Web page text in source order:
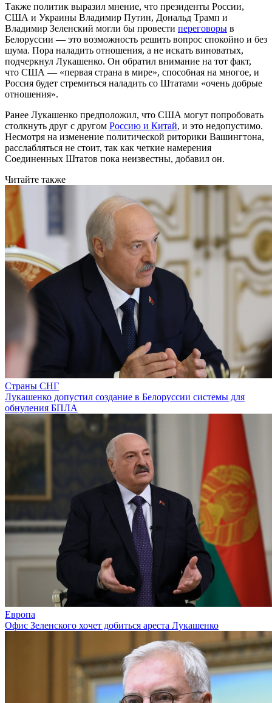
Также политик выразил мнение, что президенты России,
США и Украины Владимир Путин, Дональд Трамп и
Владимир Зеленский могли бы провести переговоры в
Белоруссии — это возможность решить вопрос спокойно и без
шума. Пора наладить отношения, а не искать виноватых,
подчеркнул Лукашенко. Он обратил внимание на тот факт,
что США — «первая страна в мире», способная на многое, и
Россия будет стремиться наладить со Штатами «очень добрые
отношения».
Ранее Лукашенко предположил, что США могут попробовать
столкнуть друг с другом Россию и Китай, и это недопустимо.
Несмотря на изменение политической риторики Вашингтона,
расслабляться не стоит, так как четкие намерения
Соединенных Штатов пока неизвестны, добавил он.
Читайте также
Страны СНГ
Лукашенко допустил создание в Белоруссии системы для
обнуления БПЛА
Европа
Офис Зеленского хочет добиться ареста Лукашенко